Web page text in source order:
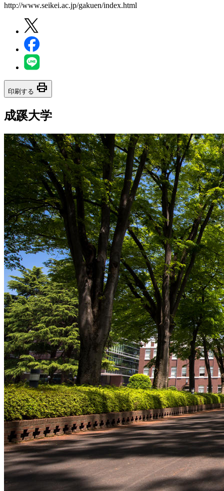
http://www.seikei.ac.jp/gakuen/index.html
印刷する print
成蹊大学